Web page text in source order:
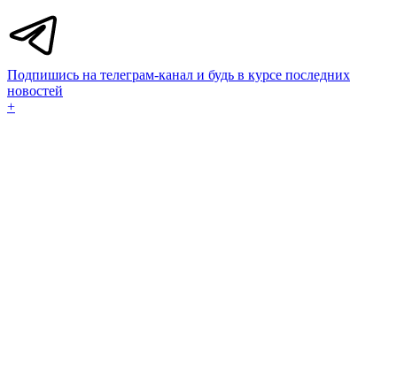
Подпишись на телеграм-канал и будь в курсе последних
новостей
+